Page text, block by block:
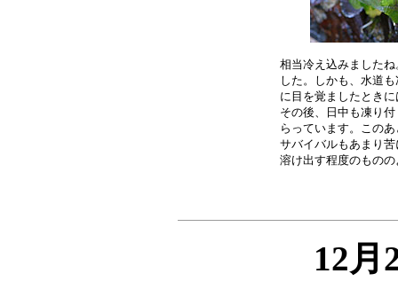
相当冷え込みました
した。しかも、水道
に目を覚ましたとき
その後、日中も凍り
らっています。この
サバイバルもあまり
12月